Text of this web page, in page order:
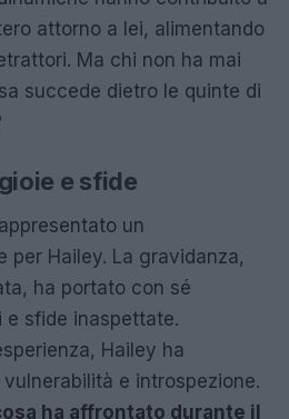
attorno a lei, alimentando
Ma chi non ha mai
succede dietro le quinte di
e sfide
un
per Hailey. La gravidanza,
ha portato con sé
sfide inaspettate.
Hailey ha
e introspezione.
ha affrontato durante il